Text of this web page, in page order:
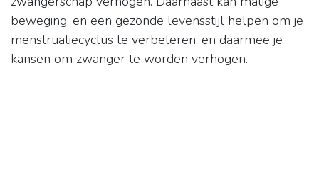
beweging, en een gezonde levensstijl helpen om je
menstruatiecyclus te verbeteren, en daarmee je
kansen om zwanger te worden verhogen.